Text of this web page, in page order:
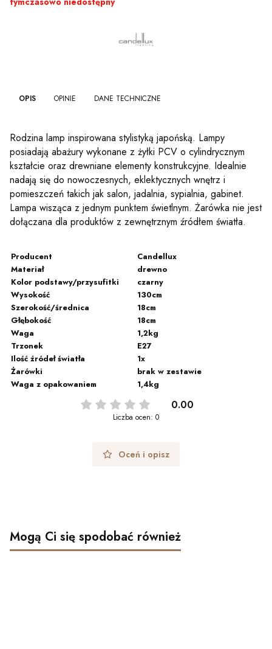
OPIS OPINIE DANE TECHNICZNE
Rodzina lamp inspirowana stylistyką japońską. Lampy
posiadają abażury wykonane z żyłki PCV o cylindrycznym
kształcie oraz drewniane elementy konstrukcyjne. Idealnie
nadają się do nowoczesnych, eklektycznych wnętrz i
pomieszczeń takich jak salon, jadalnia, sypialnia, gabinet.
Lampa wisząca z jednym punktem świetlnym. Żarówka nie jest
dołączana dla produktów z zewnętrznym źródłem światła.
Producent
Candellux
Materiał
drewno
Kolor podstawy/przysufitki
czarny
Wysokość
130cm
Szerokość/średnica
18cm
Głębokość
18cm
Waga
1,2kg
Trzonek
E27
Ilość źródeł światła
1x
Żarówki
brak w zestawie
Waga z opakowaniem
1,4kg
0.00
Liczba ocen: 0
Oceń i opisz
Mogą Ci się spodobać również